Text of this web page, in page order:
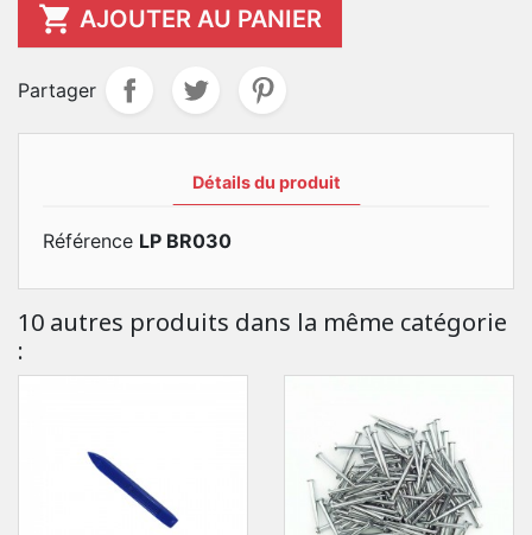
 AJOUTER AU PANIER
Partager
Détails du produit
Référence LP BR030
10 autres produits dans la même catégorie
: